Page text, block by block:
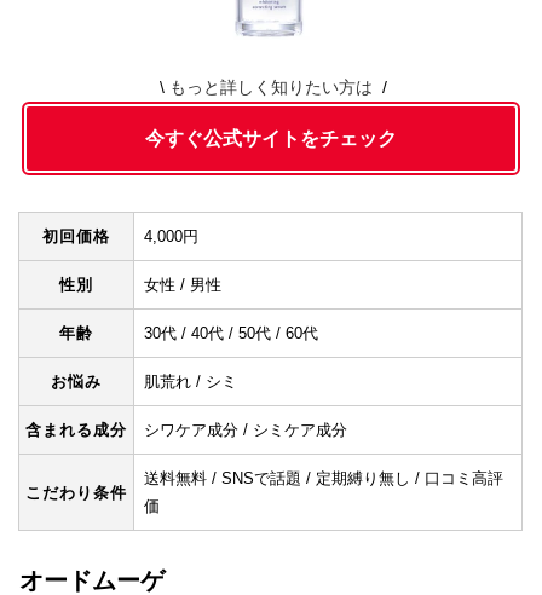
もっと詳しく知りたい方は
今すぐ公式サイトをチェック
初回価格 4,000円
性別 女性 / 男性
年齢 30代 / 40代 / 50代 / 60代
お悩み 肌荒れ / シミ
含まれる成分 シワケア成分 / シミケア成分
こだわり条件
送料無料 / SNSで話題 / 定期縛り無し / 口コミ高評
価
オードムーゲ